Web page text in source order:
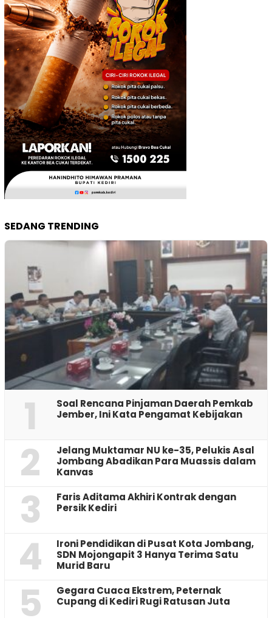
SEDANG TRENDING
1
‎Soal Rencana Pinjaman Daerah Pemkab
Jember, Ini Kata Pengamat Kebijakan ‎
2
Jelang Muktamar NU ke-35, Pelukis Asal
Jombang Abadikan Para Muassis dalam
Kanvas
3
Faris Aditama Akhiri Kontrak dengan
Persik Kediri
4
Ironi Pendidikan di Pusat Kota Jombang,
SDN Mojongapit 3 Hanya Terima Satu
Murid Baru
5
‎Gegara Cuaca Ekstrem, Peternak
Cupang di Kediri Rugi Ratusan Juta